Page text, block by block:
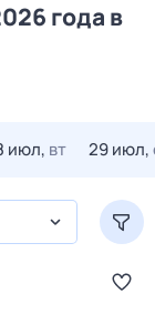
года в
июл, вт 29 июл,